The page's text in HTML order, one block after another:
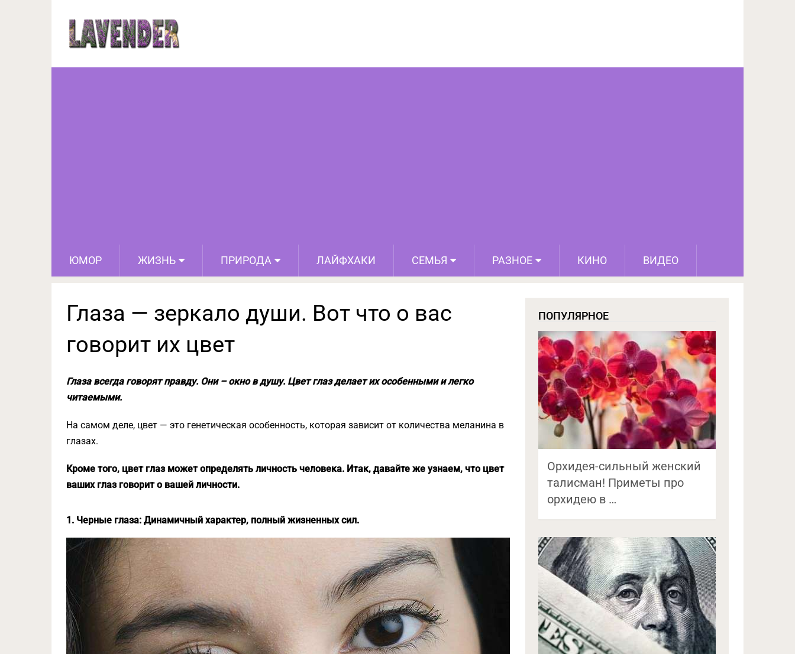
ЮМОР ЖИЗНЬ ПРИРОДА ЛАЙФХАКИ СЕМЬЯ РАЗНОЕ КИНО ВИДЕО
Глаза — зеркало души. Вот что о вас говорит их цвет
Глаза — зеркало души. Вот что о вас
говорит их цвет
Глаза всегда говорят правду. Они – окно в душу. Цвет глаз делает их особенными и легко
читаемыми.
На самом деле, цвет — это генетическая особенность, которая зависит от количества меланина в
глазах.
Кроме того, цвет глаз может определять личность человека. Итак, давайте же узнаем, что цвет
ваших глаз говорит о вашей личности.
1. Черные глаза: Динамичный характер, полный жизненных сил.
ПОПУЛЯРНОЕ
Орхидея-сильный женский
талисман! Приметы про
орхидею в …